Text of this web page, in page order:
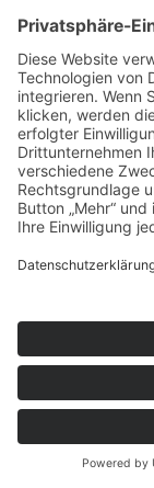
August
Juli 2018
Juni 2018
April 2018
März
Februar